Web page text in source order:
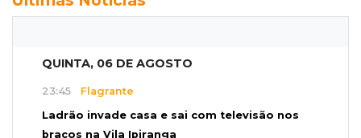
QUINTA, 06 DE AGOSTO
23:45 Flagrante
Ladrão invade casa e sai com televisão nos
braços na Vila Ipiranga